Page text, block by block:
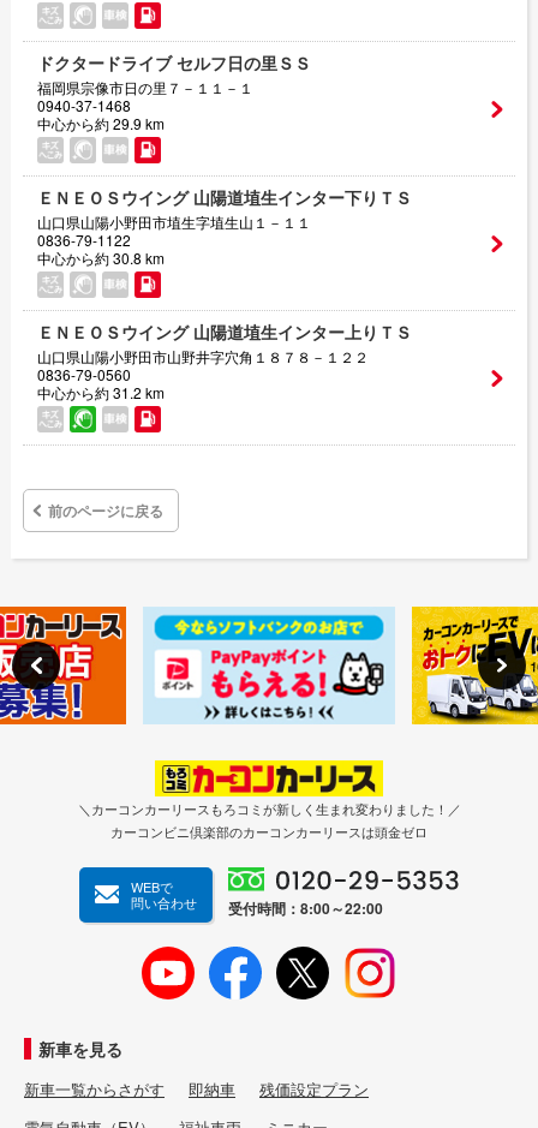
ドクタードライブ セルフ日の里ＳＳ
福岡県宗像市日の里７－１１－１
0940-37-1468
中心から約 29.9 km
ＥＮＥＯＳウイング 山陽道埴生インター下りＴＳ
山口県山陽小野田市埴生字埴生山１－１１
0836-79-1122
中心から約 30.8 km
ＥＮＥＯＳウイング 山陽道埴生インター上りＴＳ
山口県山陽小野田市山野井字穴角１８７８－１２２
0836-79-0560
中心から約 31.2 km
前のページに戻る
＼カーコンカーリースもろコミが新しく生まれ変わりました！／
カーコンビニ倶楽部のカーコンカーリースは頭金ゼロ
WEBで
問い合わせ
受付時間：8:00～22:00
新車を見る
新車一覧からさがす 即納車
残価設定プラン